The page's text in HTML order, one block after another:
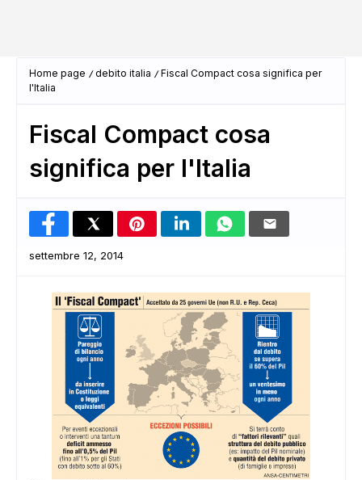
Home page debito italia
Fiscal Compact cosa significa per
l'Italia
Fiscal Compact cosa
significa per l'Italia
settembre 12, 2014